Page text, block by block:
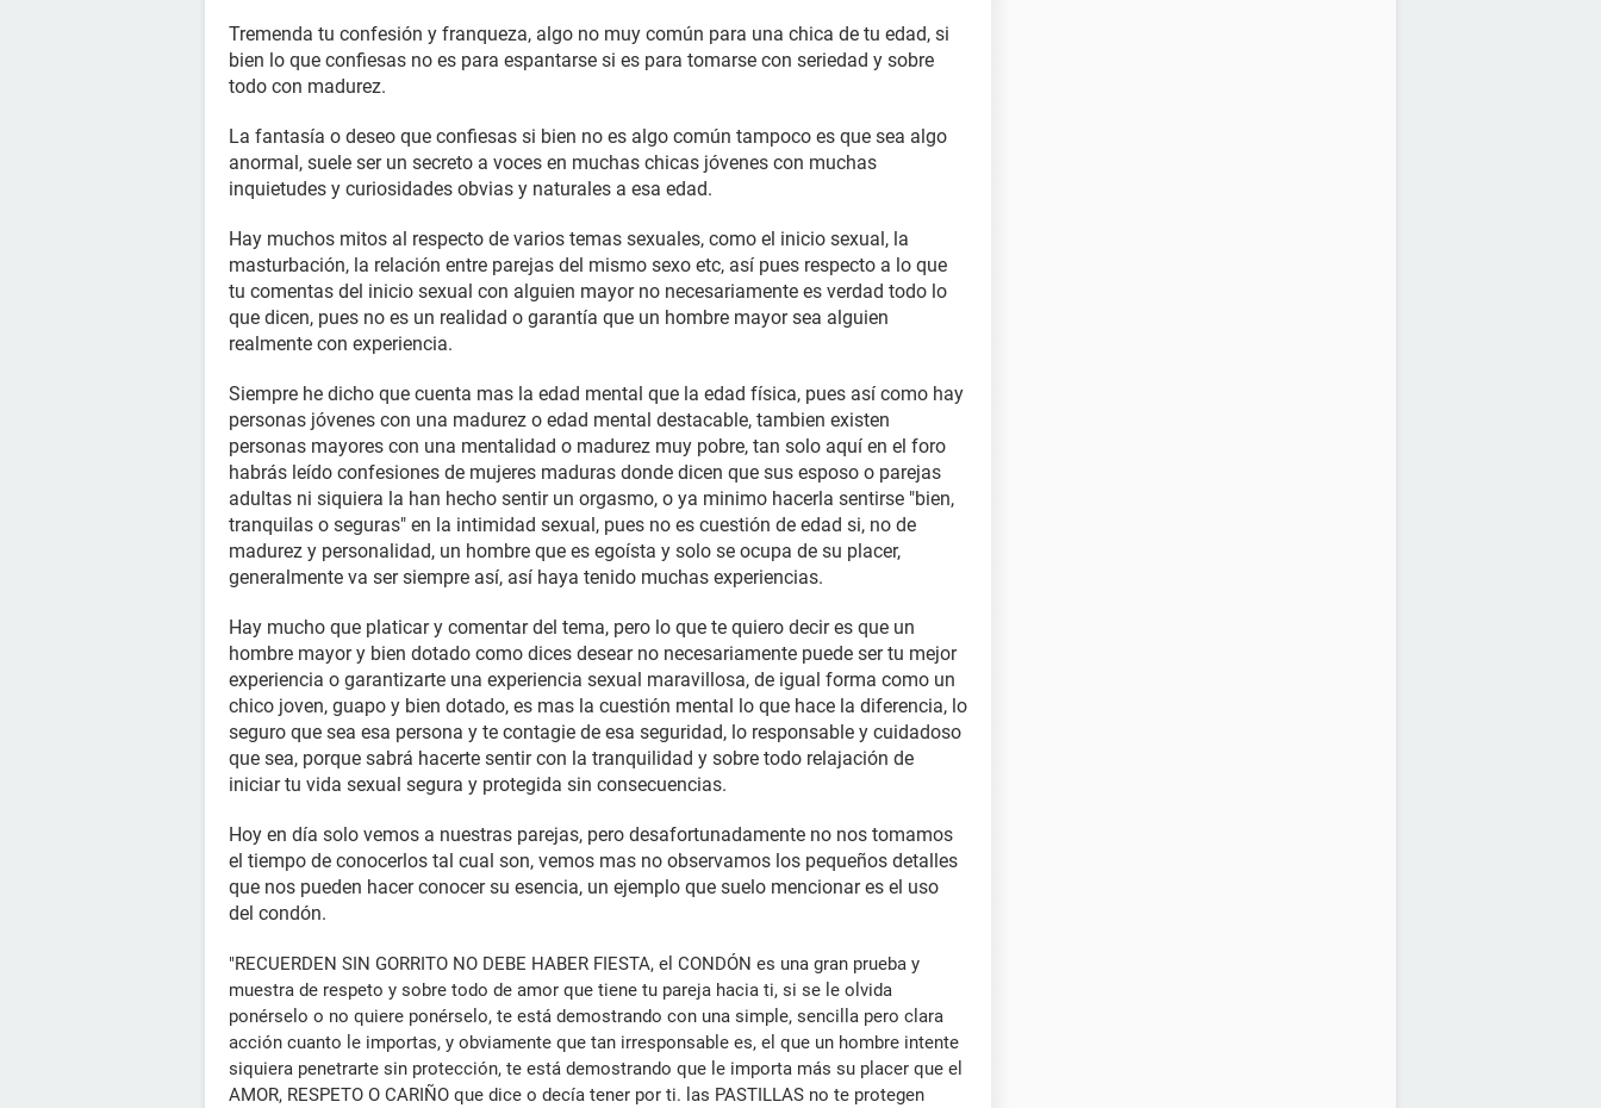
Tremenda tu confesión y franqueza, algo no muy común para una chica de tu edad, si
bien lo que confiesas no es para espantarse si es para tomarse con seriedad y sobre
todo con madurez.
La fantasía o deseo que confiesas si bien no es algo común tampoco es que sea algo
anormal, suele ser un secreto a voces en muchas chicas jóvenes con muchas
inquietudes y curiosidades obvias y naturales a esa edad.
Hay muchos mitos al respecto de varios temas sexuales, como el inicio sexual, la
masturbación, la relación entre parejas del mismo sexo etc, así pues respecto a lo que
tu comentas del inicio sexual con alguien mayor no necesariamente es verdad todo lo
que dicen, pues no es un realidad o garantía que un hombre mayor sea alguien
realmente con experiencia.
Siempre he dicho que cuenta mas la edad mental que la edad física, pues así como hay
personas jóvenes con una madurez o edad mental destacable, tambien existen
personas mayores con una mentalidad o madurez muy pobre, tan solo aquí en el foro
habrás leído confesiones de mujeres maduras donde dicen que sus esposo o parejas
adultas ni siquiera la han hecho sentir un orgasmo, o ya minimo hacerla sentirse "bien,
tranquilas o seguras" en la intimidad sexual, pues no es cuestión de edad si, no de
madurez y personalidad, un hombre que es egoísta y solo se ocupa de su placer,
generalmente va ser siempre así, así haya tenido muchas experiencias.
Hay mucho que platicar y comentar del tema, pero lo que te quiero decir es que un
hombre mayor y bien dotado como dices desear no necesariamente puede ser tu mejor
experiencia o garantizarte una experiencia sexual maravillosa, de igual forma como un
chico joven, guapo y bien dotado, es mas la cuestión mental lo que hace la diferencia, lo
seguro que sea esa persona y te contagie de esa seguridad, lo responsable y cuidadoso
que sea, porque sabrá hacerte sentir con la tranquilidad y sobre todo relajación de
iniciar tu vida sexual segura y protegida sin consecuencias.
Hoy en día solo vemos a nuestras parejas, pero desafortunadamente no nos tomamos
el tiempo de conocerlos tal cual son, vemos mas no observamos los pequeños detalles
que nos pueden hacer conocer su esencia, un ejemplo que suelo mencionar es el uso
del condón.
"RECUERDEN SIN GORRITO NO DEBE HABER FIESTA, el CONDÓN es una gran prueba y
muestra de respeto y sobre todo de amor que tiene tu pareja hacia ti, si se le olvida
ponérselo o no quiere ponérselo, te está demostrando con una simple, sencilla pero clara
acción cuanto le importas, y obviamente que tan irresponsable es, el que un hombre intente
siquiera penetrarte sin protección, te está demostrando que le importa más su placer que el
AMOR, RESPETO O CARIÑO que dice o decía tener por ti. las PASTILLAS no te protegen